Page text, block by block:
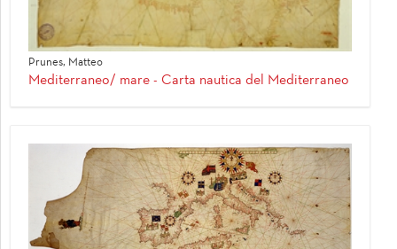
Prunes, Matteo
Mediterraneo/ mare - Carta nautica del Mediterraneo